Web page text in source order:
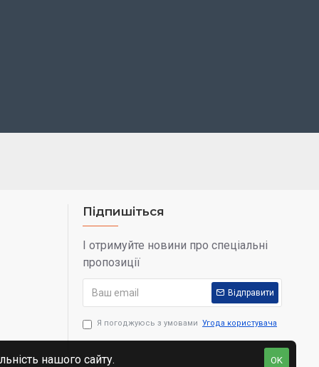
Підпишіться
І отримуйте новини про спеціальні
пропозиції
Відправити
Я погоджуюсь з умовами Угода користувача
OK
нашого сайту.